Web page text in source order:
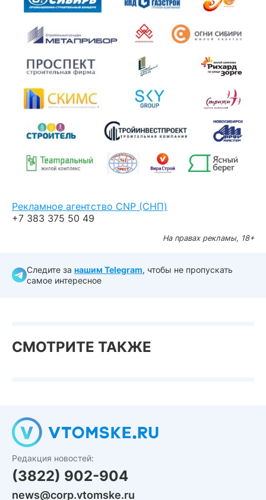
Рекламное агентство CNP (СНП)
+7 383 375 50 49
На правах рекламы, 18+
Следите за нашим Telegram, чтобы не пропускать
самое интересное
СМОТРИТЕ ТАКЖЕ
Редакция новостей:
(3822) 902-904
news@corp.vtomske.ru